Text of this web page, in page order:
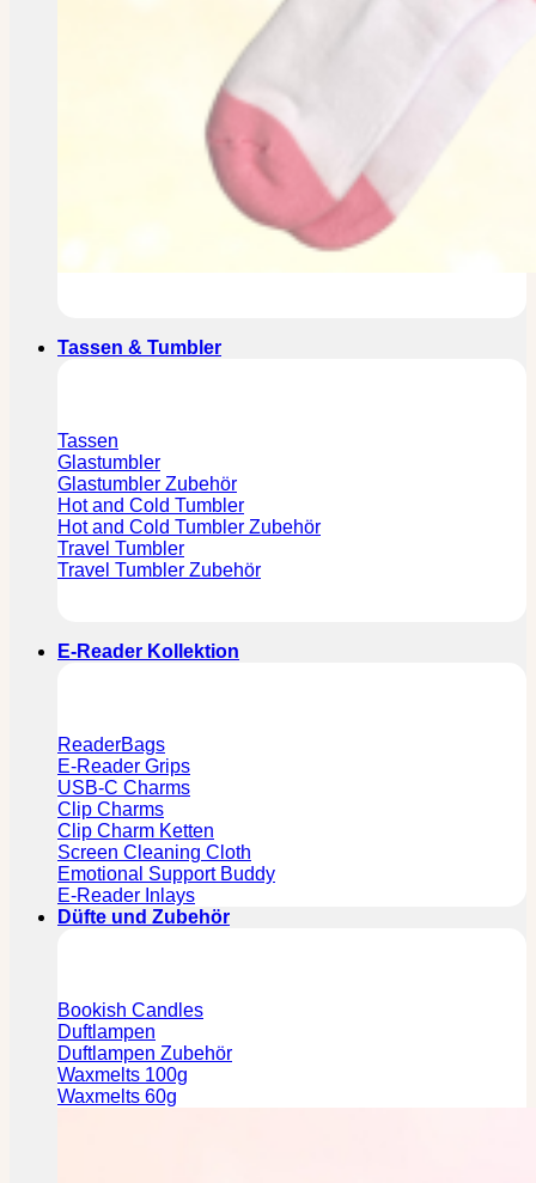
Tassen & Tumbler
Tassen
Glastumbler
Glastumbler Zubehör
Hot and Cold Tumbler
Hot and Cold Tumbler Zubehör
Travel Tumbler
Travel Tumbler Zubehör
E-Reader Kollektion
ReaderBags
E-Reader Grips
USB-C Charms
Clip Charms
Clip Charm Ketten
Screen Cleaning Cloth
Emotional Support Buddy
E-Reader Inlays
Düfte und Zubehör
Bookish Candles
Duftlampen
Duftlampen Zubehör
Waxmelts 100g
Waxmelts 60g